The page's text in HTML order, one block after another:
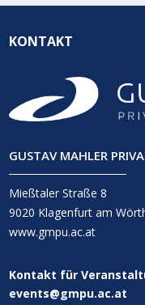
KONTAKT
GUSTAV MAHLER
Mießtaler Straße 8
9020 Klagenfurt am
www.gmpu.ac.at
Kontakt für
events@gmpu.ac.at